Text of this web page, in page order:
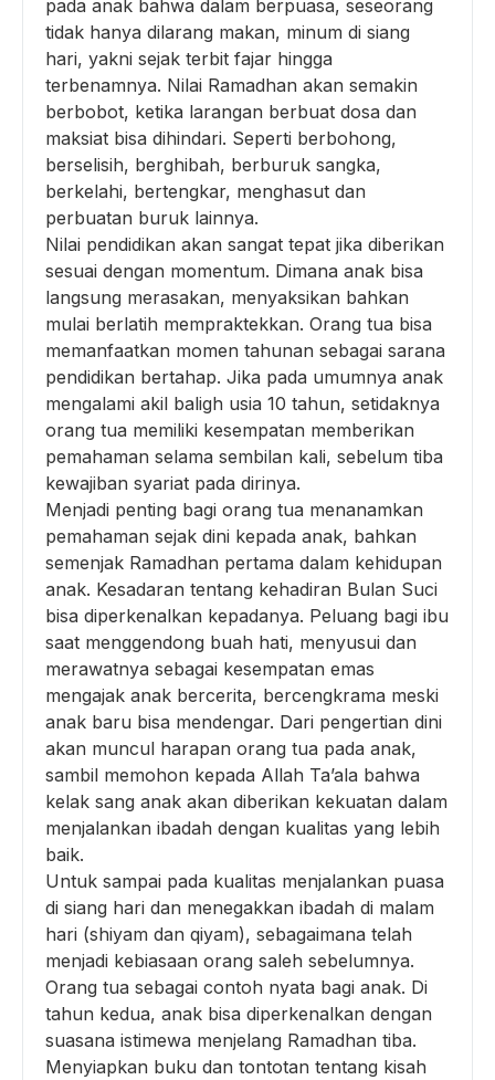
pada anak bahwa dalam berpuasa, seseorang
tidak hanya dilarang makan, minum di siang
hari, yakni sejak terbit fajar hingga
terbenamnya. Nilai Ramadhan akan semakin
berbobot, ketika larangan berbuat dosa dan
maksiat bisa dihindari. Seperti berbohong,
berselisih, berghibah, berburuk sangka,
berkelahi, bertengkar, menghasut dan
perbuatan buruk lainnya.
Nilai pendidikan akan sangat tepat jika diberikan
sesuai dengan momentum. Dimana anak bisa
langsung merasakan, menyaksikan bahkan
mulai berlatih mempraktekkan. Orang tua bisa
memanfaatkan momen tahunan sebagai sarana
pendidikan bertahap. Jika pada umumnya anak
mengalami akil baligh usia 10 tahun, setidaknya
orang tua memiliki kesempatan memberikan
pemahaman selama sembilan kali, sebelum tiba
kewajiban syariat pada dirinya.
Menjadi penting bagi orang tua menanamkan
pemahaman sejak dini kepada anak, bahkan
semenjak Ramadhan pertama dalam kehidupan
anak. Kesadaran tentang kehadiran Bulan Suci
bisa diperkenalkan kepadanya. Peluang bagi ibu
saat menggendong buah hati, menyusui dan
merawatnya sebagai kesempatan emas
mengajak anak bercerita, bercengkrama meski
anak baru bisa mendengar. Dari pengertian dini
akan muncul harapan orang tua pada anak,
sambil memohon kepada Allah Ta’ala bahwa
kelak sang anak akan diberikan kekuatan dalam
menjalankan ibadah dengan kualitas yang lebih
baik.
Untuk sampai pada kualitas menjalankan puasa
di siang hari dan menegakkan ibadah di malam
hari (shiyam dan qiyam), sebagaimana telah
menjadi kebiasaan orang saleh sebelumnya.
Orang tua sebagai contoh nyata bagi anak. Di
tahun kedua, anak bisa diperkenalkan dengan
suasana istimewa menjelang Ramadhan tiba.
Menyiapkan buku dan tontotan tentang kisah